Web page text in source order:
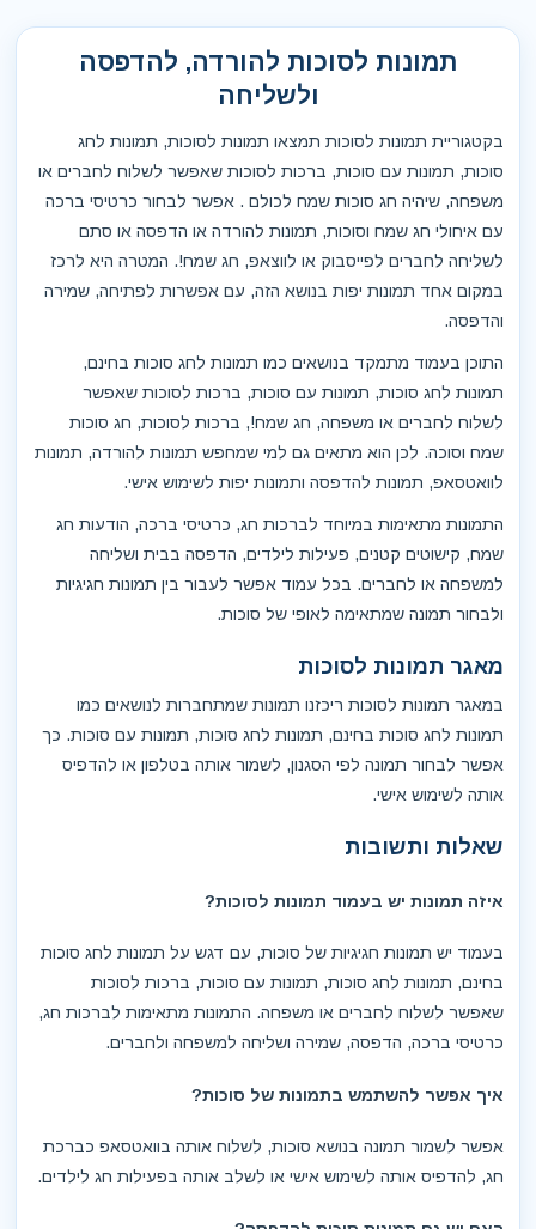
תמונות לסוכות להורדה, להדפסה
ולשליחה
בקטגוריית תמונות לסוכות תמצאו תמונות לסוכות, תמונות לחג
סוכות, תמונות עם סוכות, ברכות לסוכות שאפשר לשלוח לחברים או
משפחה, שיהיה חג סוכות שמח לכולם . אפשר לבחור כרטיסי ברכה
עם איחולי חג שמח וסוכות, תמונות להורדה או הדפסה או סתם
לשליחה לחברים לפייסבוק או לווצאפ, חג שמח!. המטרה היא לרכז
במקום אחד תמונות יפות בנושא הזה, עם אפשרות לפתיחה, שמירה
והדפסה.
התוכן בעמוד מתמקד בנושאים כמו תמונות לחג סוכות בחינם,
תמונות לחג סוכות, תמונות עם סוכות, ברכות לסוכות שאפשר
לשלוח לחברים או משפחה, חג שמח!, ברכות לסוכות, חג סוכות
שמח וסוכה. לכן הוא מתאים גם למי שמחפש תמונות להורדה, תמונות
לוואטסאפ, תמונות להדפסה ותמונות יפות לשימוש אישי.
התמונות מתאימות במיוחד לברכות חג, כרטיסי ברכה, הודעות חג
שמח, קישוטים קטנים, פעילות לילדים, הדפסה בבית ושליחה
למשפחה או לחברים. בכל עמוד אפשר לעבור בין תמונות חגיגיות
ולבחור תמונה שמתאימה לאופי של סוכות.
מאגר תמונות לסוכות
במאגר תמונות לסוכות ריכזנו תמונות שמתחברות לנושאים כמו
תמונות לחג סוכות בחינם, תמונות לחג סוכות, תמונות עם סוכות. כך
אפשר לבחור תמונה לפי הסגנון, לשמור אותה בטלפון או להדפיס
אותה לשימוש אישי.
שאלות ותשובות
איזה תמונות יש בעמוד תמונות לסוכות?
בעמוד יש תמונות חגיגיות של סוכות, עם דגש על תמונות לחג סוכות
בחינם, תמונות לחג סוכות, תמונות עם סוכות, ברכות לסוכות
שאפשר לשלוח לחברים או משפחה. התמונות מתאימות לברכות חג,
כרטיסי ברכה, הדפסה, שמירה ושליחה למשפחה ולחברים.
איך אפשר להשתמש בתמונות של סוכות?
אפשר לשמור תמונה בנושא סוכות, לשלוח אותה בוואטסאפ כברכת
חג, להדפיס אותה לשימוש אישי או לשלב אותה בפעילות חג לילדים.